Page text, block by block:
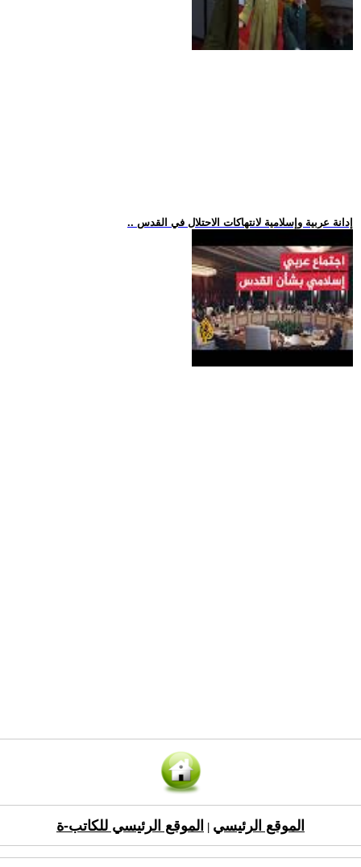
.. إدانة عربية وإسلامية لانتهاكات الاحتلال في القدس
الموقع الرئيسي الموقع الرئيسي للكاتب-ة